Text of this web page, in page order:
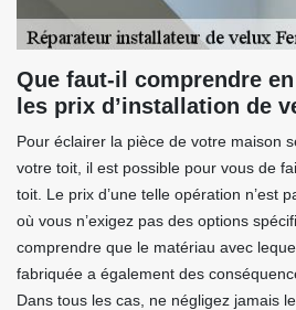
Que faut-il comprendre
les prix d’installation de
Pour éclairer la pièce de votre maison
votre toit, il est possible pour vous de
toit. Le prix d’une telle opération n’est
où vous n’exigez pas des options
comprendre que le matériau avec
fabriquée a également des
Dans tous les cas, ne négligez jamais